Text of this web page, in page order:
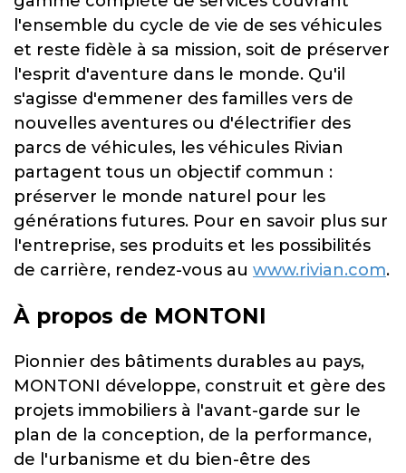
l'ensemble du cycle de vie de ses véhicules
et reste fidèle à sa mission, soit de préserver
l'esprit d'aventure dans le monde. Qu'il
s'agisse d'emmener des familles vers de
nouvelles aventures ou d'électrifier des
parcs de véhicules, les véhicules Rivian
partagent tous un objectif commun :
préserver le monde naturel pour les
générations futures. Pour en savoir plus sur
l'entreprise, ses produits et les possibilités
de carrière, rendez-vous au www.rivian.com.
À propos de MONTONI
Pionnier des bâtiments durables au pays,
MONTONI développe, construit et gère des
projets immobiliers à l'avant-garde sur le
plan de la conception, de la performance,
de l'urbanisme et du bien-être des